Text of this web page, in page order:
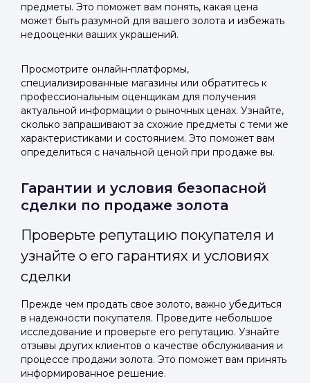
предметы. Это поможет вам понять, какая цена
может быть разумной для вашего золота и избежать
недооценки ваших украшений.
Просмотрите онлайн-платформы,
специализированные магазины или обратитесь к
профессиональным оценщикам для получения
актуальной информации о рыночных ценах. Узнайте,
сколько запрашивают за схожие предметы с теми же
характеристиками и состоянием. Это поможет вам
определиться с начальной ценой при продаже вы.
Гарантии и условия безопасной
сделки по продаже золота
Проверьте репутацию покупателя и
узнайте о его гарантиях и условиях
сделки
Прежде чем продать свое золото, важно убедиться
в надежности покупателя. Проведите небольшое
исследование и проверьте его репутацию. Узнайте
отзывы других клиентов о качестве обслуживания и
процессе продажи золота. Это поможет вам принять
информированное решение.